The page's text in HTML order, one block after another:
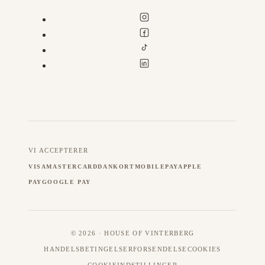
VI ACCEPTERER
VISAMASTERCARDDANKORTMOBILEPAYAPPLE
PAYGOOGLE PAY
© 2026 · HOUSE OF VINTERBERG
HANDELSBETINGELSERFORSENDELSE COOKIES